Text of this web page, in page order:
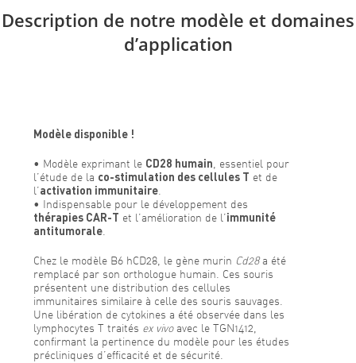
Description de notre modèle et domaines
d’application
Modèle disponible !
• Modèle exprimant le CD28 humain , essentiel pour
l’étude de la co-stimulation des cellules T et de
l’activation immunitaire
• Indispensable pour le développement des
thérapies CAR-T et l’amélioration de l’immunité
antitumorale
Chez le modèle B6 hCD28, le gène murin Cd28a été
remplacé par son orthologue humain. Ces souris
présentent une distribution des cellules
immunitaires similaire à celle des souris sauvages.
Une libération de cytokines a été observée dans les
lymphocytes T traités ex vivoavec le TGN1412,
confirmant la pertinence du modèle pour les études
précliniques d’efficacité et de sécurité.